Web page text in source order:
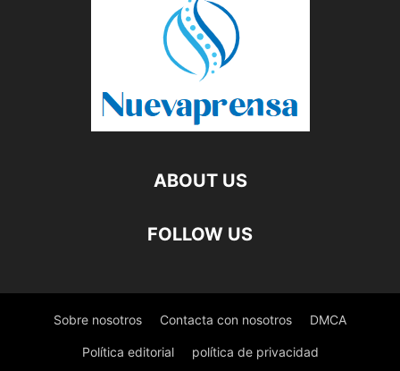
ABOUT US
FOLLOW US
Sobre nosotros Contacta con nosotros DMCA
Política editorial política de privacidad